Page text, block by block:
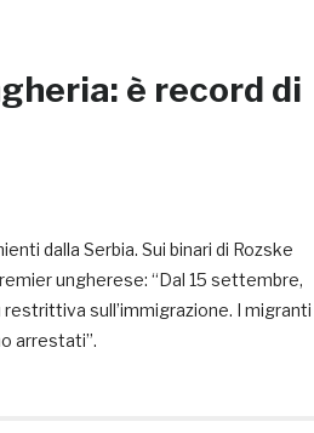
è record di
dalla Serbia. Sui binari di Rozske
ungherese: “Dal 15 settembre,
sull’immigrazione. I migranti
arrestati”.